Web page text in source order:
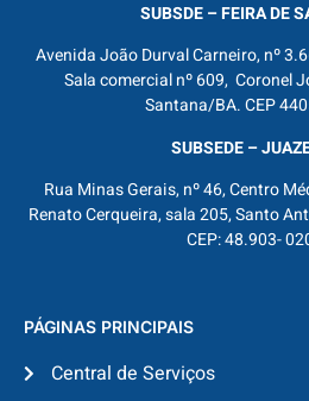
SUBSDE – FEIRA DE
Avenida João Durval Carneiro, nº
Sala comercial nº 609, Coronel
Santana/BA. CEP
SUBSEDE –
Rua Minas Gerais, nº 46, Centro
Renato Cerqueira, sala 205, Santo
CEP: 48.903-
PÁGINAS PRINCIPAIS
Central de Serviços